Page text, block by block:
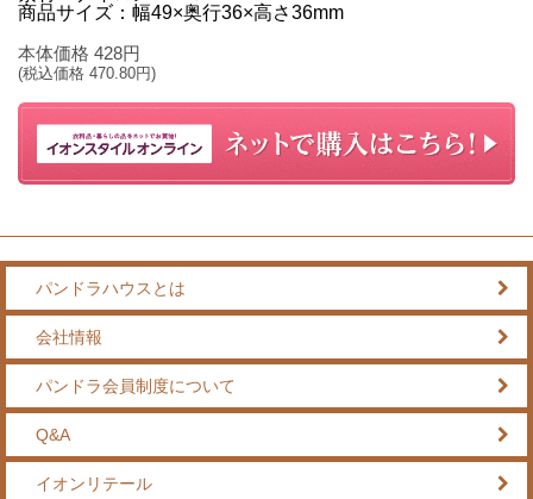
商品サイズ：幅49×奥行36×高さ36mm
本体価格 428円
(税込価格 470.80円)
パンドラハウスとは
会社情報
パンドラ会員制度について
Q&A
イオンリテール